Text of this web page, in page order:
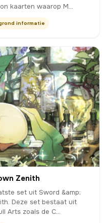
kaarten waarop M…
informatie
Zenith
set uit Sword &amp;
Deze set bestaat uit
Arts zoals de C…